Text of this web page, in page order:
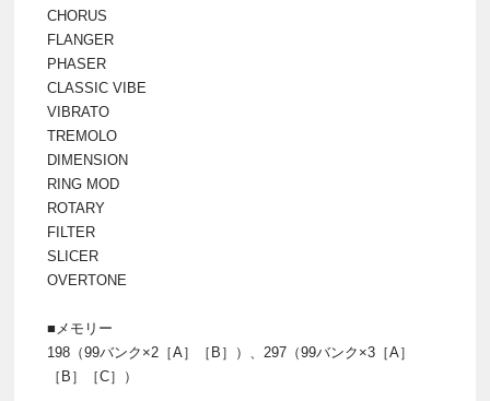
CHORUS
FLANGER
PHASER
CLASSIC VIBE
VIBRATO
TREMOLO
DIMENSION
RING MOD
ROTARY
FILTER
SLICER
OVERTONE
■メモリー
198（99バンク×2［A］［B］）、297（99バンク×3［A］
［B］［C］）